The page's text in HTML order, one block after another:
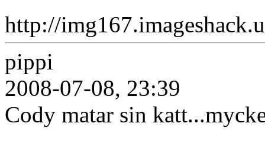
http://
pippi
2008-07-08, 23:39
Cody matar sin